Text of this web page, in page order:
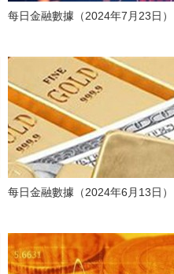
每日金融數據（2024年7月23日）
每日金融數據（2024年6月13日）